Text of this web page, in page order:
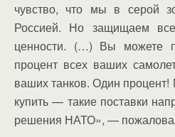
чувство, что мы в серой
Россией. Но защищаем
ценности. (…) Вы можете
процент всех ваших
ваших танков. Один
купить — такие поставки
решения НАТО», —